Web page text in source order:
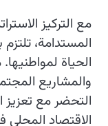
مع التركيز
المستدامة،
الحياة
والمشاريع
التحضر مع تعزيز
الاقتصاد